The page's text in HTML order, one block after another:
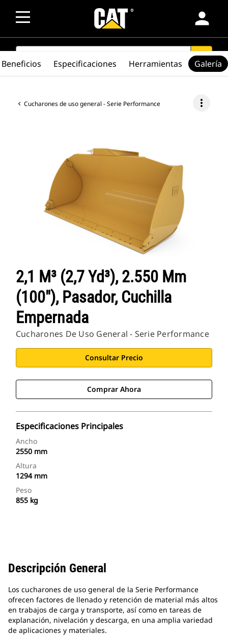
person
SEARCH search
Cucharones de uso general - Serie Performance more_vert
2,1 M³ (2,7 Yd³), 2.550 Mm
(100"), Pasador, Cuchilla
Empernada
Cucharones De Uso General - Serie Performance
Consultar Precio
Comprar Ahora
Especificaciones Principales
Ancho
2550 mm
Altura
1294 mm
Peso
855 kg
Beneficios Especificaciones Herramientas Galería
Descripción General
Los cucharones de uso general de la Serie Performance
ofrecen factores de llenado y retención de material más altos
en trabajos de carga y transporte, así como en tareas de
explanación, nivelación y descarga, en una amplia variedad
de aplicaciones y materiales.